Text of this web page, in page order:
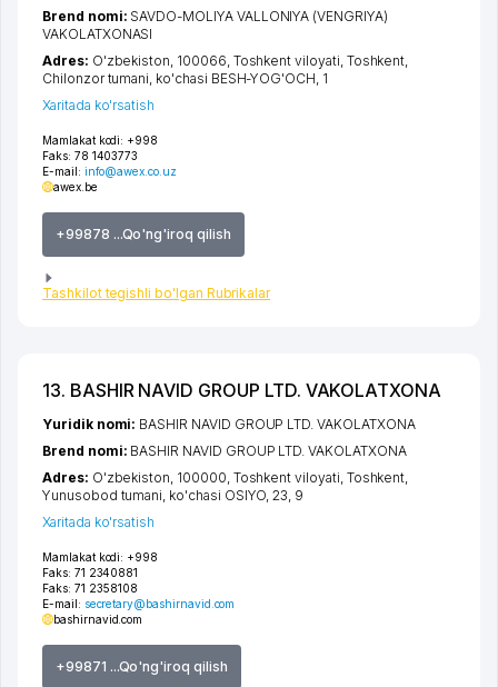
Mamlakat kodi: +998
Faks: 78 1403773
E-mail: info@awex.co.uz
awex.be
+99878 ...Qo'ng'iroq qilish
Tashkilot tegishli bo'lgan Rubrikalar
Brend nomi: SAVDO-MOLIYA VALLONIYA (VENGRIYA)
VAKOLATXONASI
Adres: O'zbekiston, 100066, Toshkent viloyati, Toshkent,
Chilonzor tumani, ko'chasi BESH-YOG'OCH, 1
Xaritada ko'rsatish
13. BASHIR NAVID GROUP LTD. VAKOLATXONA
Mamlakat kodi: +998
Faks: 71 2340881
Faks: 71 2358108
E-mail: secretary@bashirnavid.com
bashirnavid.com
+99871 ...Qo'ng'iroq qilish
Yuridik nomi: BASHIR NAVID GROUP LTD. VAKOLATXONA
Brend nomi: BASHIR NAVID GROUP LTD. VAKOLATXONA
Adres: O'zbekiston, 100000, Toshkent viloyati Toshkent
Yunusobod tumani ko'chasi OSIYO , 23, 9
Xaritada ko'rsatish